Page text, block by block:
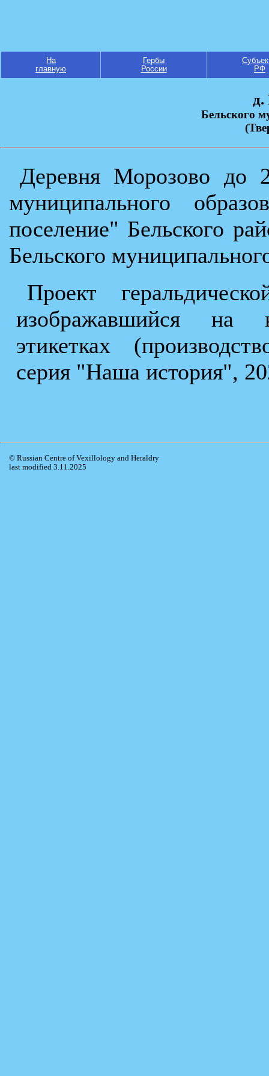
На
главную
Гербы
России
РФ
д.
Бельского
Деревня Морозово до
муниципального
поселение" Бельского
Бельского
Проект
изображавшийся на
этикетках
серия "Наша история",
© Russian Centre of Vexillology and Heraldry
last modified 3.11.2025